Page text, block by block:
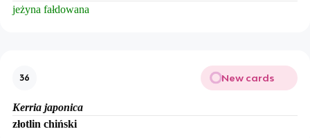
jeżyna fałdowana
36 New cards
Kerria japonica
złotlin chiński